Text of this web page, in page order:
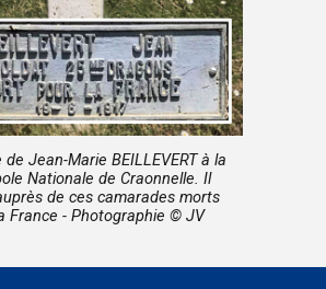
de Jean-Marie BEILLEVERT à la
Nationale de Craonnelle. Il
de ces camarades morts
France - Photographie © JV